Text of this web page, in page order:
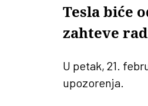
Tesla biće
zahteve
U petak, 21.
upozorenja.